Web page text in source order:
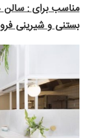
مناسب برای : سالن
بستنی و شیرینی